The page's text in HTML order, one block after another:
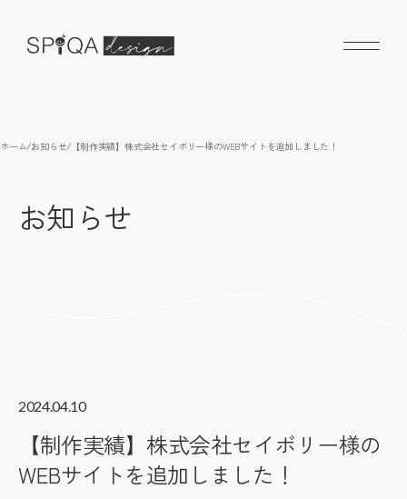
ホーム/お知らせ/ 【制作実績】株式会社セイボリー様のWEBサイトを追加しました！
お知らせ
2024.04.10
【制作実績】株式会社セイボリー様の
WEBサイトを追加しました！